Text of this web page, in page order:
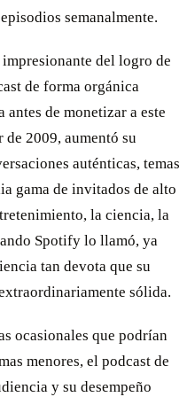
semanalmente.
del logro de
de forma orgánica
antes de monetizar a este
2009, aumentó su
auténticas, temas
gama de invitados de alto
la ciencia, la
Spotify lo llamó, ya
tan devota que su
sólida.
ocasionales que podrían
menores, el podcast de
y su desempeño